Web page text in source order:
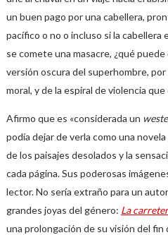
un buen pago por una cabellera,
pacífico o no o incluso si la cabellera
se comete una masacre, ¿qué
versión oscura del superhombre,
moral, y de la espiral de violencia
Afirmo que es «considerada un
podía dejar de verla como una
de los paisajes desolados y la
cada página. Sus poderosas
lector. No sería extraño para un
grandes joyas del género: La
una prolongación de su visión del fin